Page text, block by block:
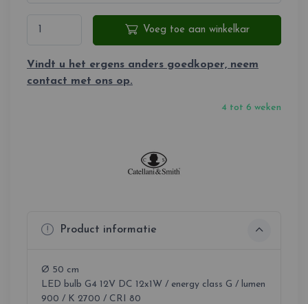
Voeg toe aan winkelkar
Vindt u het ergens anders goedkoper, neem
contact met ons op.
4 tot 6 weken
Product informatie
Ø 50 cm
LED bulb G4 12V DC 12x1W / energy class G / lumen
900 / K 2700 / CRI 80